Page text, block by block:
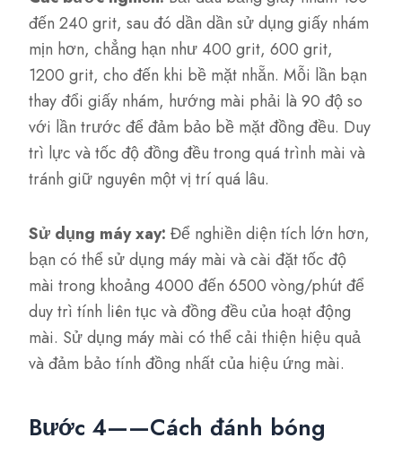
đến 240 grit, sau đó dần dần sử dụng giấy nhám
mịn hơn, chẳng hạn như 400 grit, 600 grit,
1200 grit, cho đến khi bề mặt nhẵn. Mỗi lần bạn
thay đổi giấy nhám, hướng mài phải là 90 độ so
với lần trước để đảm bảo bề mặt đồng đều. Duy
trì lực và tốc độ đồng đều trong quá trình mài và
tránh giữ nguyên một vị trí quá lâu.
Sử dụng máy xay: Để nghiền diện tích lớn hơn,
bạn có thể sử dụng máy mài và cài đặt tốc độ
mài trong khoảng 4000 đến 6500 vòng/phút để
duy trì tính liên tục và đồng đều của hoạt động
mài. Sử dụng máy mài có thể cải thiện hiệu quả
và đảm bảo tính đồng nhất của hiệu ứng mài.
Bước 4——Cách đánh bóng